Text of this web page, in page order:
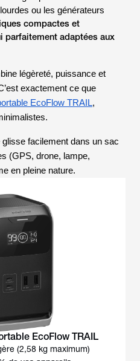
ou les générateurs
compactes et
parfaitement adaptées aux
légèreté, puissance et
exactement ce que
EcoFlow TRAIL,
facilement dans un sac
(GPS, drone, lampe,
en pleine nature.
Station électrique portable EcoFlow TRAIL
(2,58 kg maximum)